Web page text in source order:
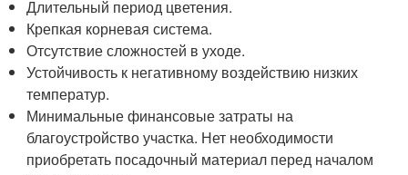
Длительный период цветения.
Крепкая корневая система.
Отсутствие сложностей в уходе.
Устойчивость к негативному воздействию низких
температур.
Минимальные финансовые затраты на
благоустройство участка. Нет необходимости
приобретать посадочный материал перед началом